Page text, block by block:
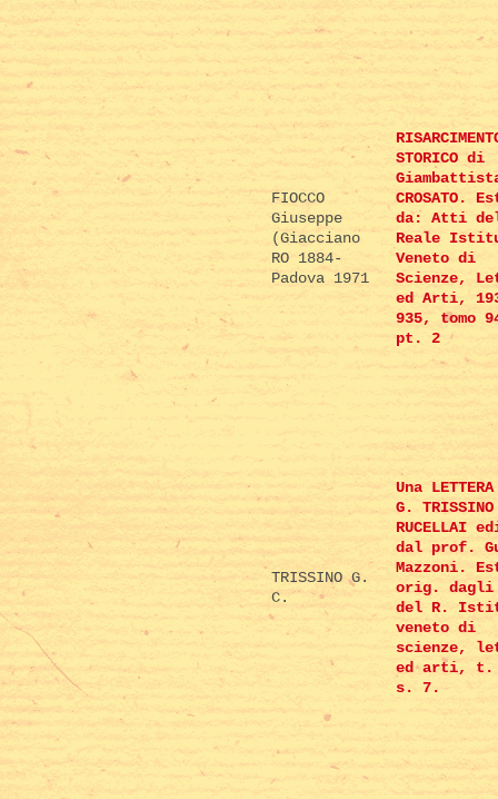
FIOCCO
Giuseppe
(Giacciano
RO 1884-
Padova 1971
STORICO di
CROSATO.
da: Atti
Reale
Veneto di
Scienze,
ed Arti,
935, tomo
pt. 2
TRISSINO G.
C.
Una
G.
RUCELLAI
dal prof.
Mazzoni.
orig.
del R.
veneto di
scienze,
ed arti, t.
s. 7.